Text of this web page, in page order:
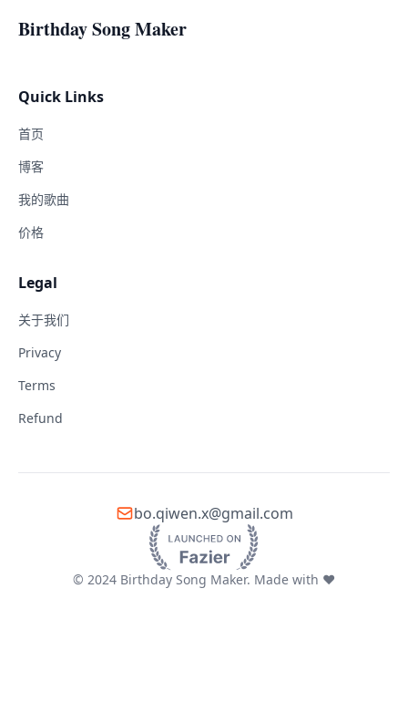
Birthday Song Maker
Quick Links
首页
博客
我的歌曲
价格
Legal
关于我们
Privacy
Terms
Refund
bo.qiwen.x@gmail.com
© 2024 Birthday Song Maker. Made with ❤️